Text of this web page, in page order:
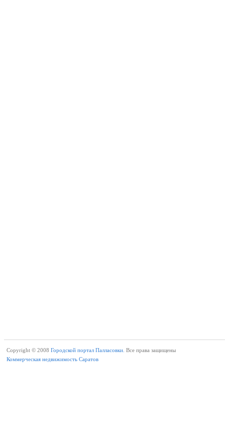
Copyright © 2008 Городской портал Палласовки. Все права защищены
Коммерческая недвижимость Саратов